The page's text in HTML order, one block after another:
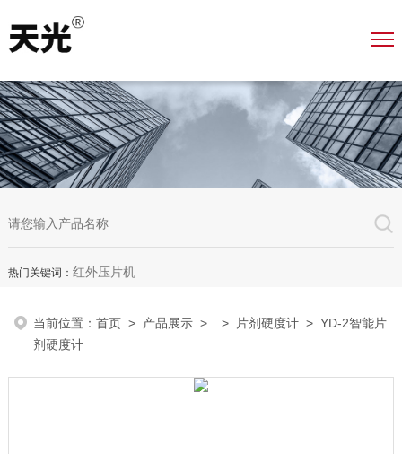
热门关键词： 红外压片机
当前位置：首页 > 产品展示 > > 片剂硬度计 > YD-2智能片
剂硬度计